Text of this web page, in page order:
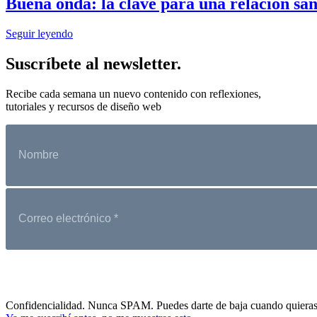
Seguir leyendo
Suscríbete al newsletter.
Recibe cada semana un nuevo contenido con reflexiones,
tutoriales y recursos de diseño web
Confidencialidad. Nunca SPAM. Puedes darte de baja cuando